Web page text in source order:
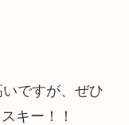
ですが、ぜひ
キー！！